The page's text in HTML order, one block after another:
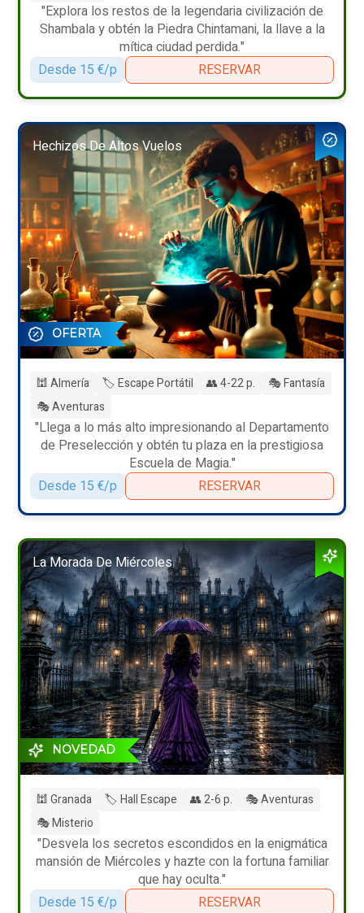
"Explora los restos de la legendaria civilización de
Shambala y obtén la Piedra Chintamani, la llave a la
mítica ciudad perdida."
Desde 15 €/p
RESERVAR
Hechizos De Altos Vuelos
OFERTA
🕍 Almería 🏷️ Escape Portátil 👥 4-22 p.
🎭 Fantasía
🎭 Aventuras
"Llega a lo más alto impresionando al Departamento
de Preselección y obtén tu plaza en la prestigiosa
Escuela de Magia."
Desde 15 €/p
RESERVAR
La Morada De Miércoles
NOVEDAD
🕍 Granada 🏷️ Hall Escape 👥 2-6 p.
🎭 Aventuras
🎭 Misterio
"Desvela los secretos escondidos en la enigmática
mansión de Miércoles y hazte con la fortuna familiar
que hay oculta."
Desde 15 €/p
RESERVAR